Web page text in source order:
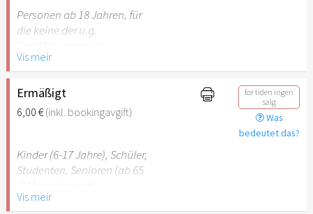
Personen ab 18 Jahren, für
die keine der u.g.
Vis meir
Ermäßigt
6,00 €(inkl. bookingavgift)
for tiden ingen
salg
Was
bedeutet das?
Kinder (6-17 Jahre), Schüler,
Studenten, Senioren (ab 65
Behinderung (ab 50%),
Vis meir